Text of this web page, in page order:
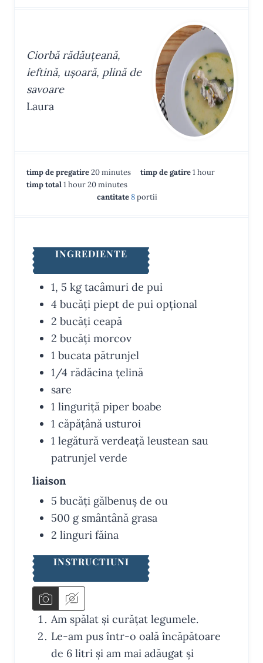
Ciorbă rădăuțeană,
ieftină, ușoară, plină de
savoare
Laura
timp de pregatire20m
i
n
s
minutes timp de gatire1hhour
timp total1hhour20m
i
e
s
minutes
cantitate8portii
INGREDIENTE
1, 5 kg tacâmuri de pui
4 bucăți piept de pui opțional
2 bucăți ceapă
2 bucăți morcov
1 bucata pătrunjel
1/4 rădăcina țelină
sare
1 linguriță piper boabe
1 căpățână usturoi
1 legătură verdeață leustean sau
patrunjel verde
liaison
5 bucăți gălbenuș de ou
500 g smântână grasa
2 linguri făina
INSTRUCTIUNI
Am spălat și curățat legumele.
Le-am pus într-o oală încăpătoare
de 6 litri și am mai adăugat și